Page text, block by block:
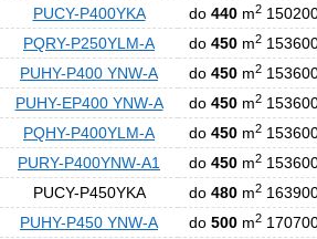
PUCY-P400YKA
do 440 m2
PQRY-P250YLM-A
do 450 m2
PUHY-P400 YNW-A
do 450 m2
PUHY-EP400 YNW-A
do 450 m2
PQHY-P400YLM-A
do 450 m2
PURY-P400YNW-A1
do 450 m2
PUCY-P450YKA
do 480 m2
PUHY-P450 YNW-A
do 500 m2